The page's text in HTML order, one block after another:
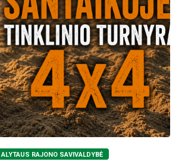
ALYTAUS RAJONO SAVIVALDYBĖ